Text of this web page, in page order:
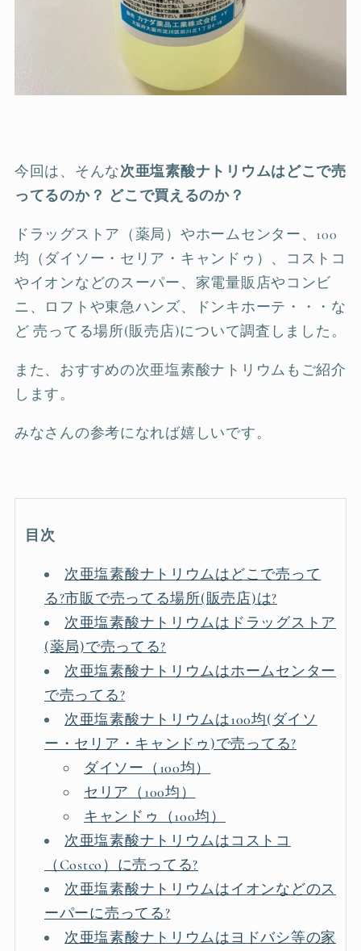
今回は、そんな次亜塩素酸ナトリウムはどこで売
ってるのか？ どこで買えるのか？
ドラッグストア（薬局）やホームセンター、100
均（ダイソー・セリア・キャンドゥ）、コストコ
やイオンなどのスーパー、家電量販店やコンビ
ニ、ロフトや東急ハンズ、ドンキホーテ・・・な
ど 売ってる場所(販売店)について調査しました。
また、おすすめの次亜塩素酸ナトリウムもご紹介
します。
みなさんの参考になれば嬉しいです。
目次
次亜塩素酸ナトリウムはどこで売って
る?市販で売ってる場所(販売店)は?
次亜塩素酸ナトリウムはドラッグストア
(薬局)で売ってる?
次亜塩素酸ナトリウムはホームセンター
で売ってる?
次亜塩素酸ナトリウムは100均(ダイソ
ー・セリア・キャンドゥ)で売ってる?
ダイソー（100均）
セリア（100均）
キャンドゥ（100均）
次亜塩素酸ナトリウムはコストコ
（Costco）に売ってる?
次亜塩素酸ナトリウムはイオンなどのス
ーパーに売ってる?
次亜塩素酸ナトリウムはヨドバシ等の家